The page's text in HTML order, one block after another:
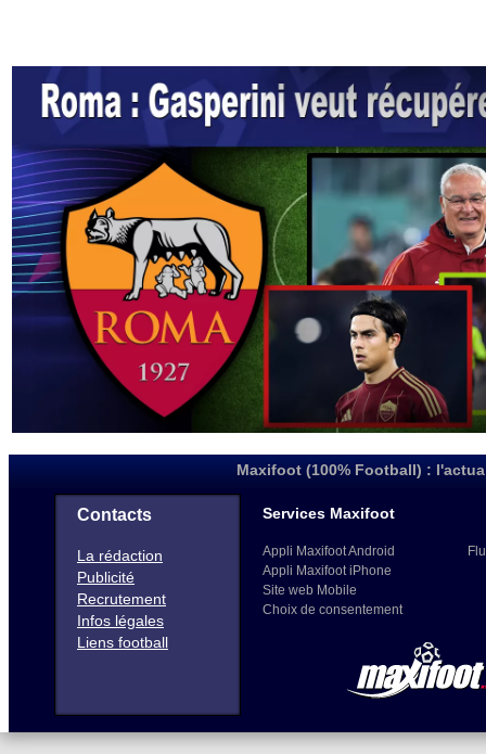
Maxifoot (100% Football) :
Contacts
La rédaction
Publicité
Recrutement
Infos légales
Liens football
Services Maxifoot
Appli Maxifoot Android
Appli Maxifoot iPhone
Site web Mobile
Choix de consentement